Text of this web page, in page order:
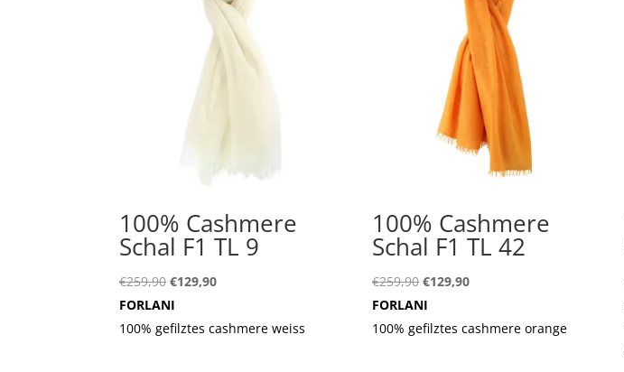
100% Cashmere
Schal F1 TL 9
€259,90 Ursprünglicher
Preis
war:
€129,90Aktueller
ist:
FORLANI
100% gefilztes cashmere weiss
100% Cashmere
Schal F1 TL 42
€259,90Ursprünglicher
Preis
war:
€129,90Aktueller
ist:
FORLANI
100% gefilztes cashmere orange